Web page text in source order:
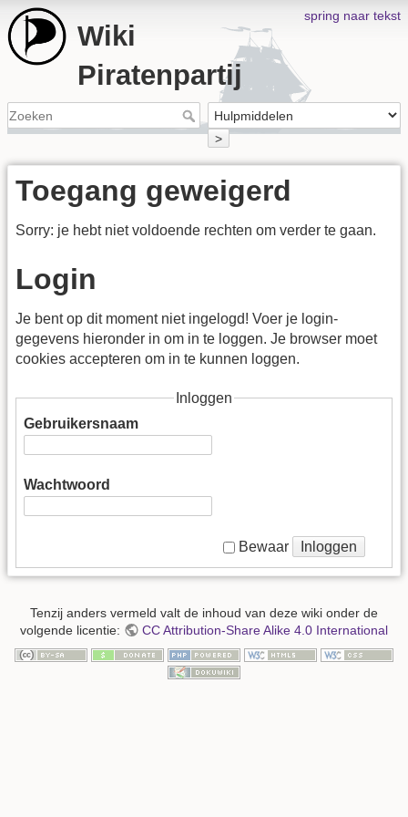
spring naar tekst
Wiki
Piratenpartij
>
Toegang geweigerd
Sorry: je hebt niet voldoende rechten om verder te gaan.
Login
Je bent op dit moment niet ingelogd! Voer je login-
gegevens hieronder in om in te loggen. Je browser moet
cookies accepteren om in te kunnen loggen.
Inloggen
Gebruikersnaam
Wachtwoord
Bewaar Inloggen
Tenzij anders vermeld valt de inhoud van deze wiki onder de
volgende licentie:
CC Attribution-Share Alike 4.0 International